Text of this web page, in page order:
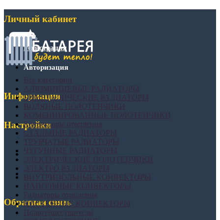
Личный кабинет
Регистрация
Авторизация
Информация
Настройки
Обратная связь
БИМЕТАЛИЧЕСКИЕ РАДИАТОРЫ
Конвекторы отопления
СТАЛЬНЫЕ РАДИАТОРЫ
НАСТЕННЫЕ КОНВЕКТОРЫ